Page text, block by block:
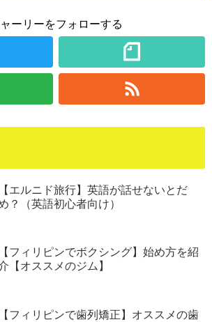
ーリーをフォローする
【エルニド旅行】英語が話せないとだ
？（英語初心者向け）
【フィリピンでボクシング】始め方を紹
【オススメのジム】
【フィリピンで歯列矯正】オススメの歯